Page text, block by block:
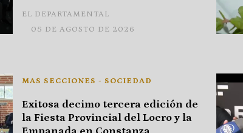
EL DEPARTAMENTAL
05 DE AGOSTO DE 2026
Exitosa decimo tercera edición de
la Fiesta Provincial del Locro y la
MAS SECCIONES - SOCIEDAD